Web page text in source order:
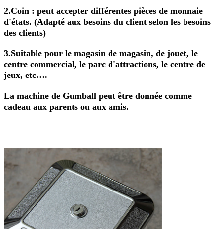
2.Coin : peut accepter différentes pièces de monnaie
d'états. (Adapté aux besoins du client selon les besoins
des clients)
3.Suitable pour le magasin de magasin, de jouet, le
centre commercial, le parc d'attractions, le centre de
jeux, etc….
La machine de Gumball peut être donnée comme
cadeau aux parents ou aux amis.